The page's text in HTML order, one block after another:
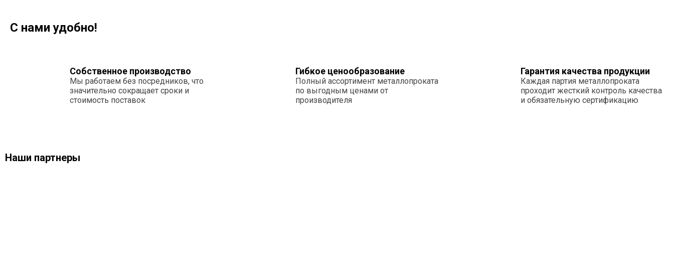
С нами удобно!
Собственное производство
Мы работаем без посредников, что
значительно сокращает сроки и
стоимость поставок
Гибкое ценообразование
Полный ассортимент металлопроката
по выгодным ценами от
производителя
Гарантия качества продукции
Каждая партия металлопроката
проходит жесткий контроль качества
и обязательную сертификацию
Наши партнеры